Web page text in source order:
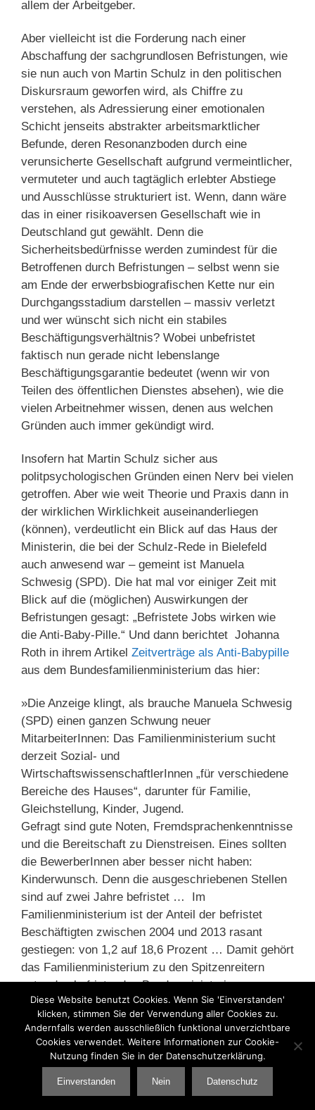
allem der Arbeitgeber.
Aber vielleicht ist die Forderung nach einer
Abschaffung der sachgrundlosen Befristungen, wie
sie nun auch von Martin Schulz in den politischen
Diskursraum geworfen wird, als Chiffre zu
verstehen, als Adressierung einer emotionalen
Schicht jenseits abstrakter arbeitsmarktlicher
Befunde, deren Resonanzboden durch eine
verunsicherte Gesellschaft aufgrund vermeintlicher,
vermuteter und auch tagtäglich erlebter Abstiege
und Ausschlüsse strukturiert ist. Wenn, dann wäre
das in einer risikoaversen Gesellschaft wie in
Deutschland gut gewählt. Denn die
Sicherheitsbedürfnisse werden zumindest für die
Betroffenen durch Befristungen – selbst wenn sie
am Ende der erwerbsbiografischen Kette nur ein
Durchgangsstadium darstellen – massiv verletzt
und wer wünscht sich nicht ein stabiles
Beschäftigungsverhältnis? Wobei unbefristet
faktisch nun gerade nicht lebenslange
Beschäftigungsgarantie bedeutet (wenn wir von
Teilen des öffentlichen Dienstes absehen), wie die
vielen Arbeitnehmer wissen, denen aus welchen
Gründen auch immer gekündigt wird.
Insofern hat Martin Schulz sicher aus
politpsychologischen Gründen einen Nerv bei vielen
getroffen. Aber wie weit Theorie und Praxis dann in
der wirklichen Wirklichkeit auseinanderliegen
(können), verdeutlicht ein Blick auf das Haus der
Ministerin, die bei der Schulz-Rede in Bielefeld
auch anwesend war – gemeint ist Manuela
Schwesig (SPD). Die hat mal vor einiger Zeit mit
Blick auf die (möglichen) Auswirkungen der
Befristungen gesagt: „Befristete Jobs wirken wie
die Anti-Baby-Pille.“ Und dann berichtet Johanna
Roth in ihrem Artikel Zeitverträge als Anti-Babypille
aus dem Bundesfamilienministerium das hier:
»Die Anzeige klingt, als brauche Manuela Schwesig
(SPD) einen ganzen Schwung neuer
MitarbeiterInnen: Das Familienministerium sucht
derzeit Sozial- und
WirtschaftswissenschaftlerInnen „für verschiedene
Bereiche des Hauses“, darunter für Familie,
Gleichstellung, Kinder, Jugend.
Gefragt sind gute Noten, Fremdsprachenkenntnisse
und die Bereitschaft zu Dienstreisen. Eines sollten
die BewerberInnen aber besser nicht haben:
Kinderwunsch. Denn die ausgeschriebenen Stellen
sind auf zwei Jahre befristet … Im
Familienministerium ist der Anteil der befristet
Beschäftigten zwischen 2004 und 2013 rasant
gestiegen: von 1,2 auf 18,6 Prozent … Damit gehört
das Familienministerium zu den Spitzenreitern
unter den befristenden Bundesministerien.«
Übrigens weist der Artikel auch auf eine Folge der
sachgrundlosen Befristungen hin, die häufig
vergessen wird: »Eine zeitliche Befristung von bis
zu zwei Jahren ist gesetzlich gestattet, ohne dass
dafür ein sachlicher Grund angegeben werden
Diese Website benutzt Cookies. Wenn Sie 'Einverstanden'
klicken, stimmen Sie der Verwendung aller Cookies zu.
Andernfalls werden ausschließlich funktional unverzichtbare
Cookies verwendet. Weitere Informationen zur Cookie-
Nutzung finden Sie in der Datenschutzerklärung.
Einverstanden Nein Datenschutz